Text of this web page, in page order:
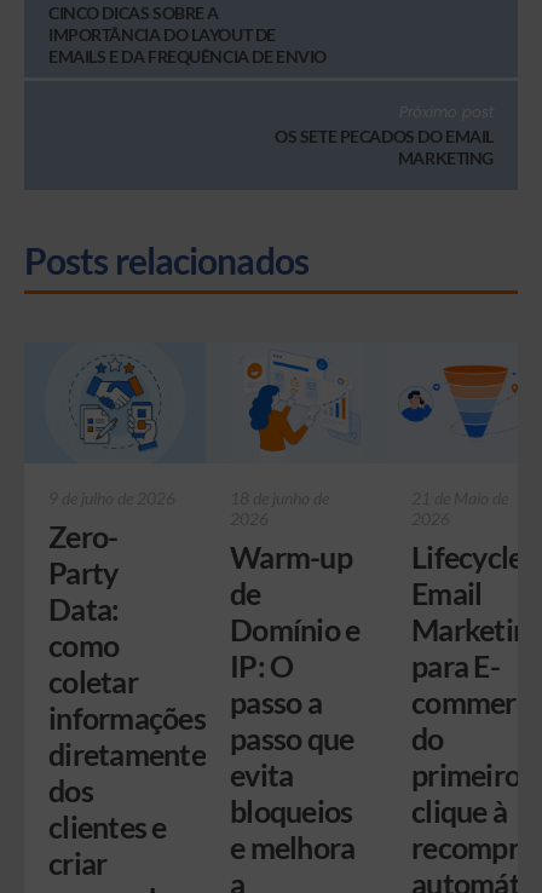
CINCO DICAS SOBRE A
IMPORTÂNCIA DO LAYOUT DE
EMAILS E DA FREQUÊNCIA DE ENVIO
Próximo post
OS SETE PECADOS DO EMAIL
MARKETING
Posts relacionados
Zero-
Party
Data:
como
coletar
informações
diretamente
dos
clientes e
criar
Warm-up
de
Domínio e
IP: O
passo a
passo que
evita
bloqueios
e melhora
a
Lifecycle
Email
para E-
do
primeiro
clique à
recompra